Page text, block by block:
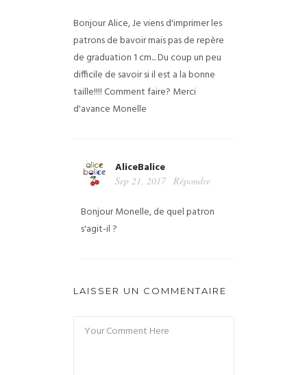
Bonjour Alice,Je viens d'imprimer les
patrons de bavoir mais pas de repère
de graduation 1 cm... Du coup un peu
difficile de savoir si il est a la bonne
taille!!!! Comment faire? Merci
d'avance Monelle
AliceBalice
Sep 21, 2017 Répondre
Bonjour Monelle, de quel patron
s'agit-il ?
LAISSER UN COMMENTAIRE